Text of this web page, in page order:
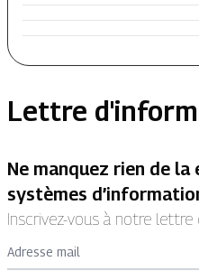
Lettre
Ne manquez rien de la
systèmes
Inscrivez-vous à notre lettre
Adresse mail